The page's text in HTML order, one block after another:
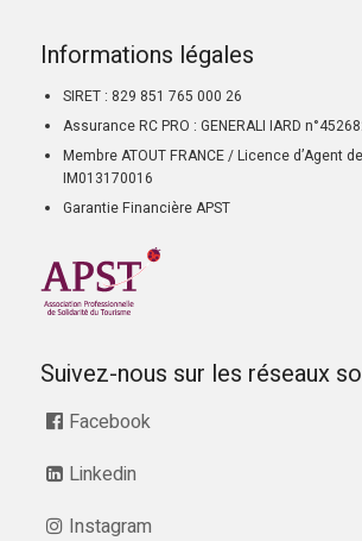
Informations légales
SIRET : 829 851 765 000 26
Assurance RC PRO : GENERALI IARD
Membre ATOUT FRANCE / Licence d’Agent
IM013170016
Garantie Financière APST
Suivez-nous sur les réseaux
Facebook
Linkedin
Instagram